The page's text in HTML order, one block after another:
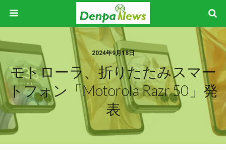
2024年9月18日
モトローラ、折りたたみスマー
トフォン「motorola Razr 50」発
表